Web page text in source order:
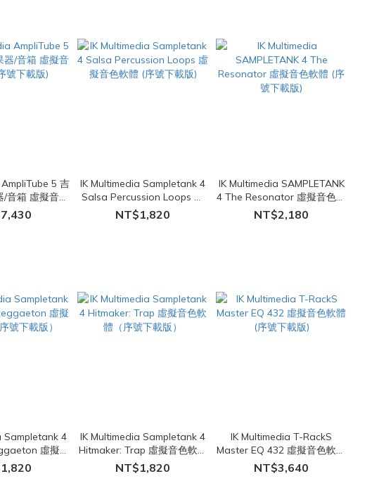
5 吉
音箱 虛擬音色
下載版)
IK Multimedia Sampletank 4
Salsa Percussion Loops 虛
擬音色軟體 (序號下載版)
NT$1,820
IK Multimedia SAMPLETANK
4 The Resonator 虛擬音色軟
體 (序號下載版)
NT$2,180
Sampletank 4
虛擬音
號下載版）
IK Multimedia Sampletank 4
Hitmaker: Trap 虛擬音色軟體
（序號下載版）
NT$1,820
IK Multimedia T-RackS
Master EQ 432 虛擬音色軟體
(序號下載版)
NT$3,640